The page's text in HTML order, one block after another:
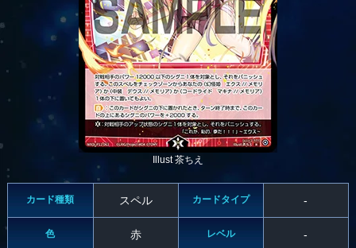
Illust 茶ちえ
カード種類 スペル カードタイプ -
色 赤 レベル -